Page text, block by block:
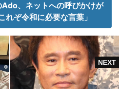
、ネットへの呼びかけが
ぞ令和に必要な言葉」